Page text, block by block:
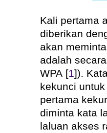
Kali pertama
diberikan
akan
adalah
WPA [1]).
kekunci
pertama
diminta kata
laluan akses